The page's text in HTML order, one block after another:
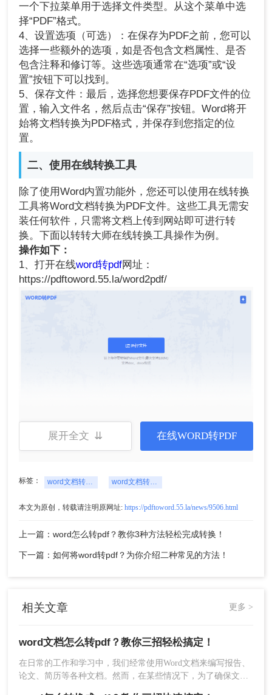
一个下拉菜单用于选择文件类型。从这个菜单中选
择“PDF”格式。
4、设置选项（可选）：在保存为PDF之前，您可以
选择一些额外的选项，如是否包含文档属性、是否
包含注释和修订等。这些选项通常在“选项”或“设
置”按钮下可以找到。
5、保存文件：最后，选择您想要保存PDF文件的位
置，输入文件名，然后点击“保存”按钮。Word将开
始将文档转换为PDF格式，并保存到您指定的位
置。
二、使用在线转换工具
除了使用Word内置功能外，您还可以使用在线转换
工具将Word文档转换为PDF文件。这些工具无需安
装任何软件，只需将文档上传到网站即可进行转
换。下面以转转大师在线转换工具操作为例。
操作如下：
1、打开在线word转pdf网址：
https://pdftoword.55.la/word2pdf/
展开全文 ⇊ 在线WORD转PDF
标签： word文档转换成pdf文件 word文档转换成pdf文档
本文为原创，转载请注明原网址: https://pdftoword.55.la/news/9506.html
上一篇：word怎么转pdf？教你3种方法轻松完成转换！
下一篇：如何将word转pdf？为你介绍二种常见的方法！
相关文章 更多 >
word文档怎么转pdf？教你三招轻松搞定！
在日常的工作和学习中，我们经常使用Word文档来编写报告、
论文、简历等各种文档。然而，在某些情况下，为了确保文档